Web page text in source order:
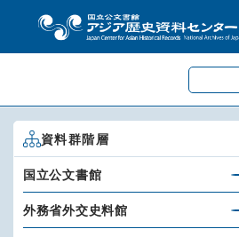
資料群階層
国立公文書館
外務省外交史料館